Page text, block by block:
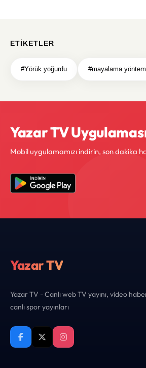
ETIKETLER
#Yörük yoğurdu #mayalama
Yazar TV
Mobil uygulamamızı indirin, son dakika
Yazar TV
Yazar TV - Canlı web TV yayını, video
canlı spor yayınları